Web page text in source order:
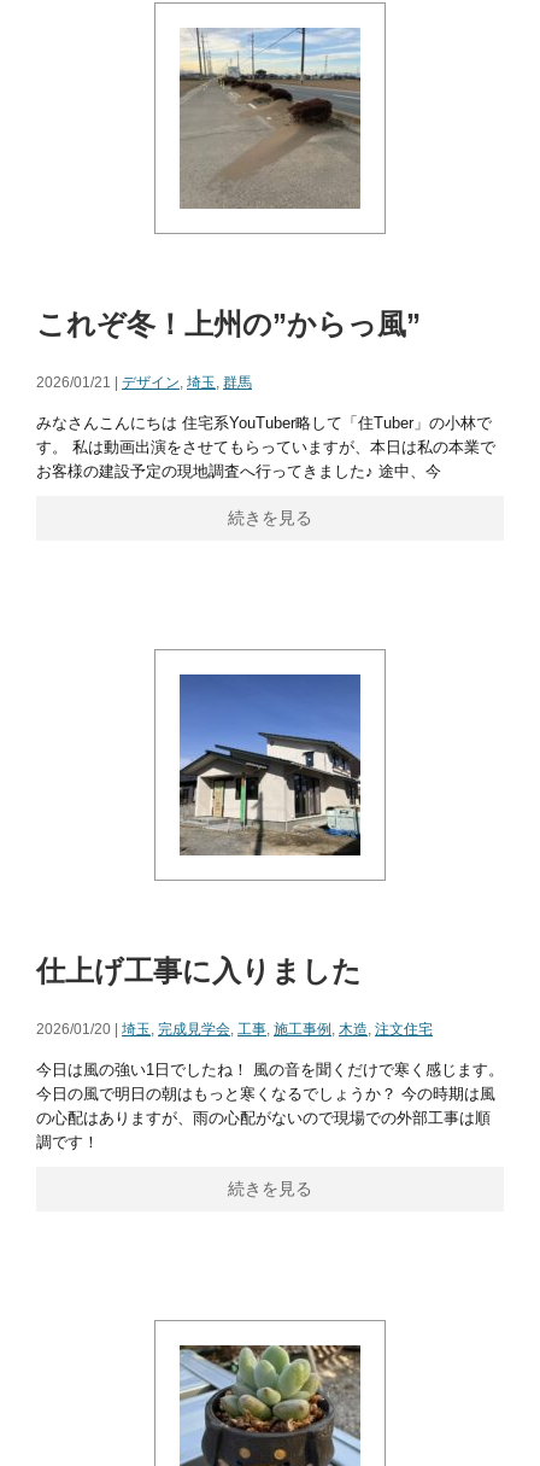
これぞ冬！上州の”からっ風”
2026/01/21 | デザイン, 埼玉, 群馬
みなさんこんにちは 住宅系YouTuber略して「住Tuber」の小林で
す。 私は動画出演をさせてもらっていますが、本日は私の本業で
お客様の建設予定の現地調査へ行ってきました♪ 途中、今
続きを見る
仕上げ工事に入りました
2026/01/20 | 埼玉, 完成見学会, 工事, 施工事例 , 木造, 注文住宅
今日は風の強い1日でしたね！ 風の音を聞くだけで寒く感じます。
今日の風で明日の朝はもっと寒くなるでしょうか？ 今の時期は風
の心配はありますが、雨の心配がないので現場での外部工事は順
調です！
続きを見る